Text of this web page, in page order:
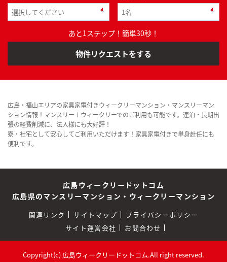
あと1ステップ！簡単30秒！
物件リクエストをする
広島・福山エリアの家具家電付きウィークリーマンション・マンスリーマン
ション情報！マンスリー＋ウィークリーでのご利用も可能です。連泊・長期出
張の経費削減に、法人様にも大好評！
寮・社宅として安心してご利用いただけます！家具家電付きで単身赴任にも
便利です。
広島ウィークリードットコム
広島県のマンスリーマンション・ウィークリーマンション
関連リンク サイトマップ
プライバシーポリシー
サイト運営会社
お問合わせ
Copyright(c) 広島ウィークリードットコム.All right reserved.